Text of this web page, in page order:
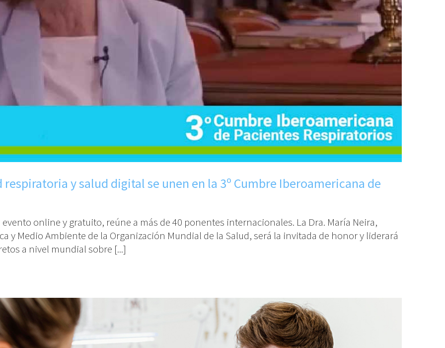
y salud digital se unen en la 3º Cumbre Iberoamericana de
online y gratuito, reúne a más de 40 ponentes internacionales. La Dra. María Neira,
y Medio Ambiente de la Organización Mundial de la Salud, será la invitada de honor y liderará
a nivel mundial sobre [...]